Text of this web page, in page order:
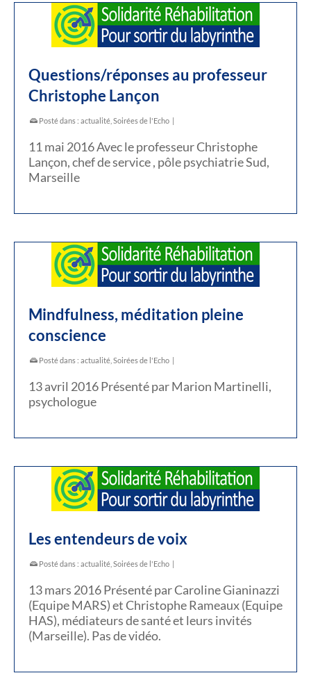
Questions/réponses au professeur
Christophe Lançon
Posté dans : actualité Soirées de l'Echo
11 mai 2016 Avec le professeur Christophe
Lançon, chef de service , pôle psychiatrie Sud,
Marseille
Mindfulness, méditation pleine
conscience
Posté dans : actualité Soirées de l'Echo
13 avril 2016 Présenté par Marion Martinelli,
psychologue
Les entendeurs de voix
Posté dans : actualité Soirées de l'Echo
13 mars 2016 Présenté par Caroline Gianinazzi
(Equipe MARS) et Christophe Rameaux (Equipe
HAS), médiateurs de santé et leurs invités
(Marseille). Pas de vidéo.